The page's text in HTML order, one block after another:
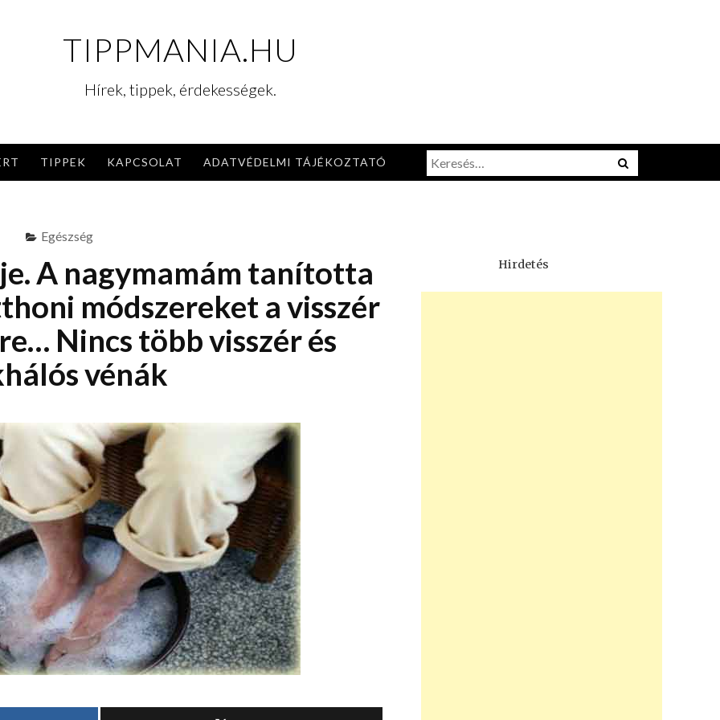
TIPPMANIA.HU
Hírek, tippek, érdekességek.
TIPPEK KAPCSOLAT ADATVÉDELMI TÁJÉKOZTATÓ Menu
Keresés:
Egészség
A nagymamám tanította
módszereket a visszér
Nincs több visszér és
vénák
Hirdetés